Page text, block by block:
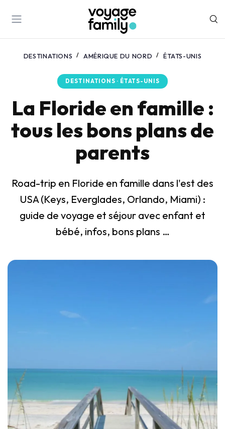
DESTINATIONS AMÉRIQUE DU NORD ÉTATS-UNIS
DESTINATIONS · ÉTATS-UNIS
La Floride en famille :
tous les bons plans de
parents
Road-trip en Floride en famille dans l'est des
USA (Keys, Everglades, Orlando, Miami) :
guide de voyage et séjour avec enfant et
bébé, infos, bons plans …